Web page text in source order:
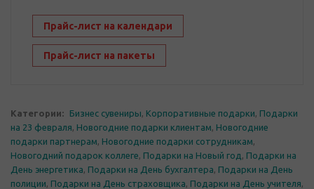
Прайс-лист на календари
Прайс-лист на пакеты
Категории: Бизнес сувениры, Корпоративные подарки, Подарки
на 23 февраля, Новогодние подарки клиентам, Новогодние
подарки партнерам, Новогодние подарки сотрудникам,
Новогодний подарок коллеге, Подарки на Новый год , Подарки на
День энергетика, Подарки на День бухгалтера, Подарки на День
полиции, Подарки на День страховщика, Подарки на День учителя,